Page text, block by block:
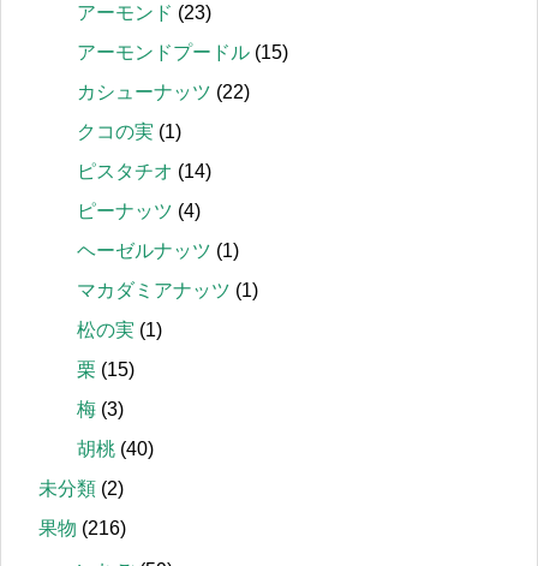
アーモンド (23)
アーモンドプードル (15)
カシューナッツ (22)
クコの実 (1)
ピスタチオ (14)
ピーナッツ (4)
ヘーゼルナッツ (1)
マカダミアナッツ (1)
松の実 (1)
栗 (15)
梅 (3)
胡桃 (40)
未分類 (2)
果物 (216)